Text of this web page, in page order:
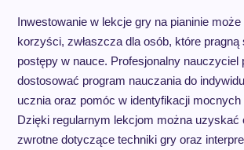
Inwestowanie w lekcje gry na pianinie
korzyści, zwłaszcza dla osób, które
postępy w nauce. Profesjonalny nauczyciel
dostosować program nauczania do
ucznia oraz pomóc w identyfikacji mocnych
Dzięki regularnym lekcjom można uzyskać
zwrotne dotyczące techniki gry oraz